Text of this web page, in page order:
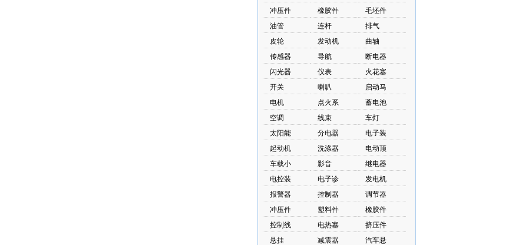
冲压件
橡胶件
毛坯件
油管
连杆
排气
皮轮
发动机
曲轴
传感器
导航
断电器
闪光器
仪表
火花塞
开关
喇叭
启动马
电机
点火系
蓄电池
空调
线束
车灯
太阳能
分电器
电子装
起动机
洗涤器
电动顶
车载小
影音
继电器
电控装
电子诊
发电机
报警器
控制器
调节器
冲压件
塑料件
橡胶件
控制线
电热塞
挤压件
悬挂
减震器
汽车悬